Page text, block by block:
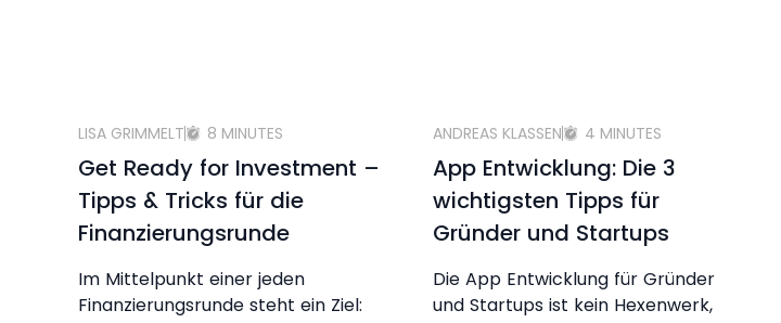
LISA GRIMMELT 8 MINUTES
Get Ready for Investment –
Tipps & Tricks für die
Finanzierungsrunde
Im Mittelpunkt einer jeden
Finanzierungsrunde steht ein Ziel:
ANDREAS KLASSEN 4 MINUTES
App Entwicklung: Die 3
wichtigsten Tipps für
Gründer und Startups
Die App Entwicklung für Gründer
und Startups ist kein Hexenwerk,